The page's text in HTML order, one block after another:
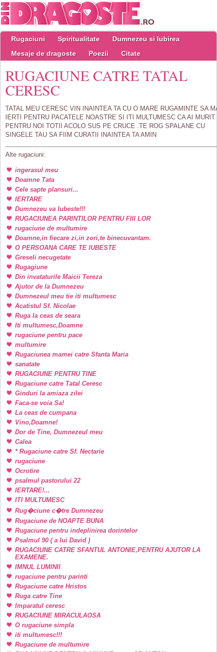
Rugaciuni Spiritualitate
Dumnezeu si Iubirea
Mesaje de dragoste
Poezii Citate
RUGACIUNE CATRE TATAL
CERESC
TATAL MEU CERESC VIN INAINTEA TA CU O MARE RUGAMINTE SA
IERTI PENTRU PACATELE NOASTRE SI ITI MULTUMESC CA AI MURIT
PENTRU NOI TOTII ACOLO SUS PE CRUCE .TE ROG SPALANE CU
SINGELE TAU SA FIIM CURATII INAINTEA TA AMIN
Alte rugaciuni:
ingerasul meu
Doamne Tata
Cele sapte plansuri...
IERTARE
Dumnezeu va Iubeste!!!
RUGACIUNEA PARINTILOR PENTRU FIII LOR
rugaciune de multumire
Doamne,in fiecare zi,in zori,te binecuvantam.
O PERSOANA CARE TE IUBESTE
Greseli necugetate
Rugagiune
Din invataturile Maicii Tereza
Ajutor de la Dumnezeu
Dumnezeul meu tie iti multumesc
Acatistul Sf. Nicolae
Ruga la ceas de seara
Iti multumesc,Doamne
rugaciune pentru pace
multumire
Rugaciunea mamei catre Sfanta Maria
sanatate
RUGACIUNE PENTRU TINE
Rugaciune catre Tatal Ceresc
Ginduri la amiaza zilei
Faca-se voia Sa!
La ceas de cumpana
Vino,Doamne!
Dor de Tine, Dumnezeul meu
Calea
* Rugaciune catre Sf. Nectarie
rugaciune
Ocrotire
psalmul pastorului 22
IERTARE!...
ITI MULTUMESC
Rug�ciune c�tre Dumnezeu
Rugaciune de NOAPTE BUNA
Rugaciune pentru indeplinirea dorintelor
Psalmul 90 ( a lui David )
RUGACIUNE CATRE SFANTUL ANTONIE,PENTRU AJUTOR LA
EXAMENE.
IMNUL LUMINII
rugaciune pentru parinti
Rugaciune catre Hristos
Ruga catre Tine
Imparatul ceresc
RUGACIUNE MIRACULAOSA
O rugaciune simpla
iti multumesc!!!
Rugaciune de multumire